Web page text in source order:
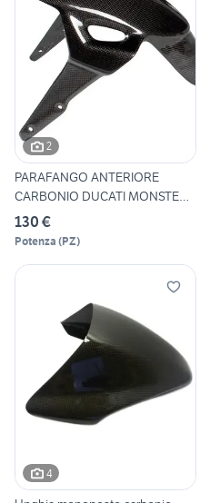
2
PARAFANGO ANTERIORE
CARBONIO DUCATI MONSTER
S2R S4
130 €
Potenza (PZ)
4